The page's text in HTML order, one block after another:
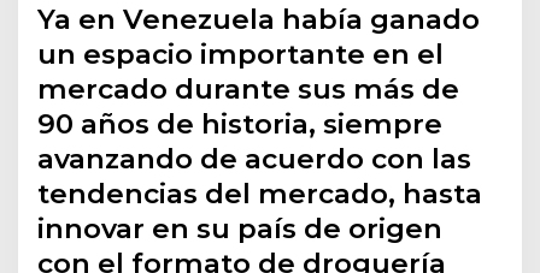
Ya en Venezuela había ganado
un espacio importante en el
mercado durante sus más de
90 años de historia, siempre
avanzando de acuerdo con las
tendencias del mercado, hasta
innovar en su país de origen
con el formato de droguería